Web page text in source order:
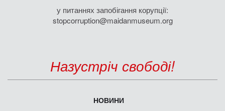
у питаннях запобігання корупції:
stopcorruption@maidanmuseum.org
Назустріч свободі!
НОВИНИ